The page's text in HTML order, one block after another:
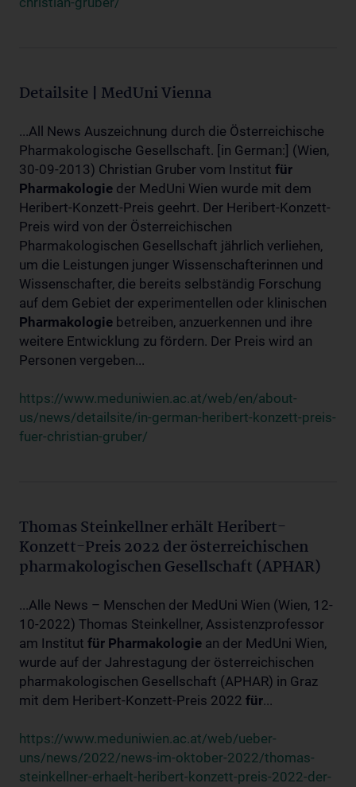
Detailsite | MedUni Vienna
...All News Auszeichnung durch die Österreichische
Pharmakologische Gesellschaft. [in German:] (Wien,
30-09-2013) Christian Gruber vom Institut für
Pharmakologie der MedUni Wien wurde mit dem
Heribert-Konzett-Preis geehrt. Der Heribert-Konzett-
Preis wird von der Österreichischen
Pharmakologischen Gesellschaft jährlich verliehen,
um die Leistungen junger Wissenschafterinnen und
Wissenschafter, die bereits selbständig Forschung
auf dem Gebiet der experimentellen oder klinischen
Pharmakologie betreiben, anzuerkennen und ihre
weitere Entwicklung zu fördern. Der Preis wird an
Personen vergeben...
https://www.meduniwien.ac.at/web/en/about-
us/news/detailsite/in-german-heribert-konzett-preis-
fuer-christian-gruber/
Thomas Steinkellner erhält Heribert-
Konzett-Preis 2022 der österreichischen
pharmakologischen Gesellschaft (APHAR)
...Alle News – Menschen der MedUni Wien (Wien, 12-
10-2022) Thomas Steinkellner, Assistenzprofessor
am Institut für Pharmakologie an der MedUni Wien,
wurde auf der Jahrestagung der österreichischen
pharmakologischen Gesellschaft (APHAR) in Graz
mit dem Heribert-Konzett-Preis 2022 für...
https://www.meduniwien.ac.at/web/ueber-
uns/news/2022/news-im-oktober-2022/thomas-
steinkellner-erhaelt-heribert-konzett-preis-2022-der-